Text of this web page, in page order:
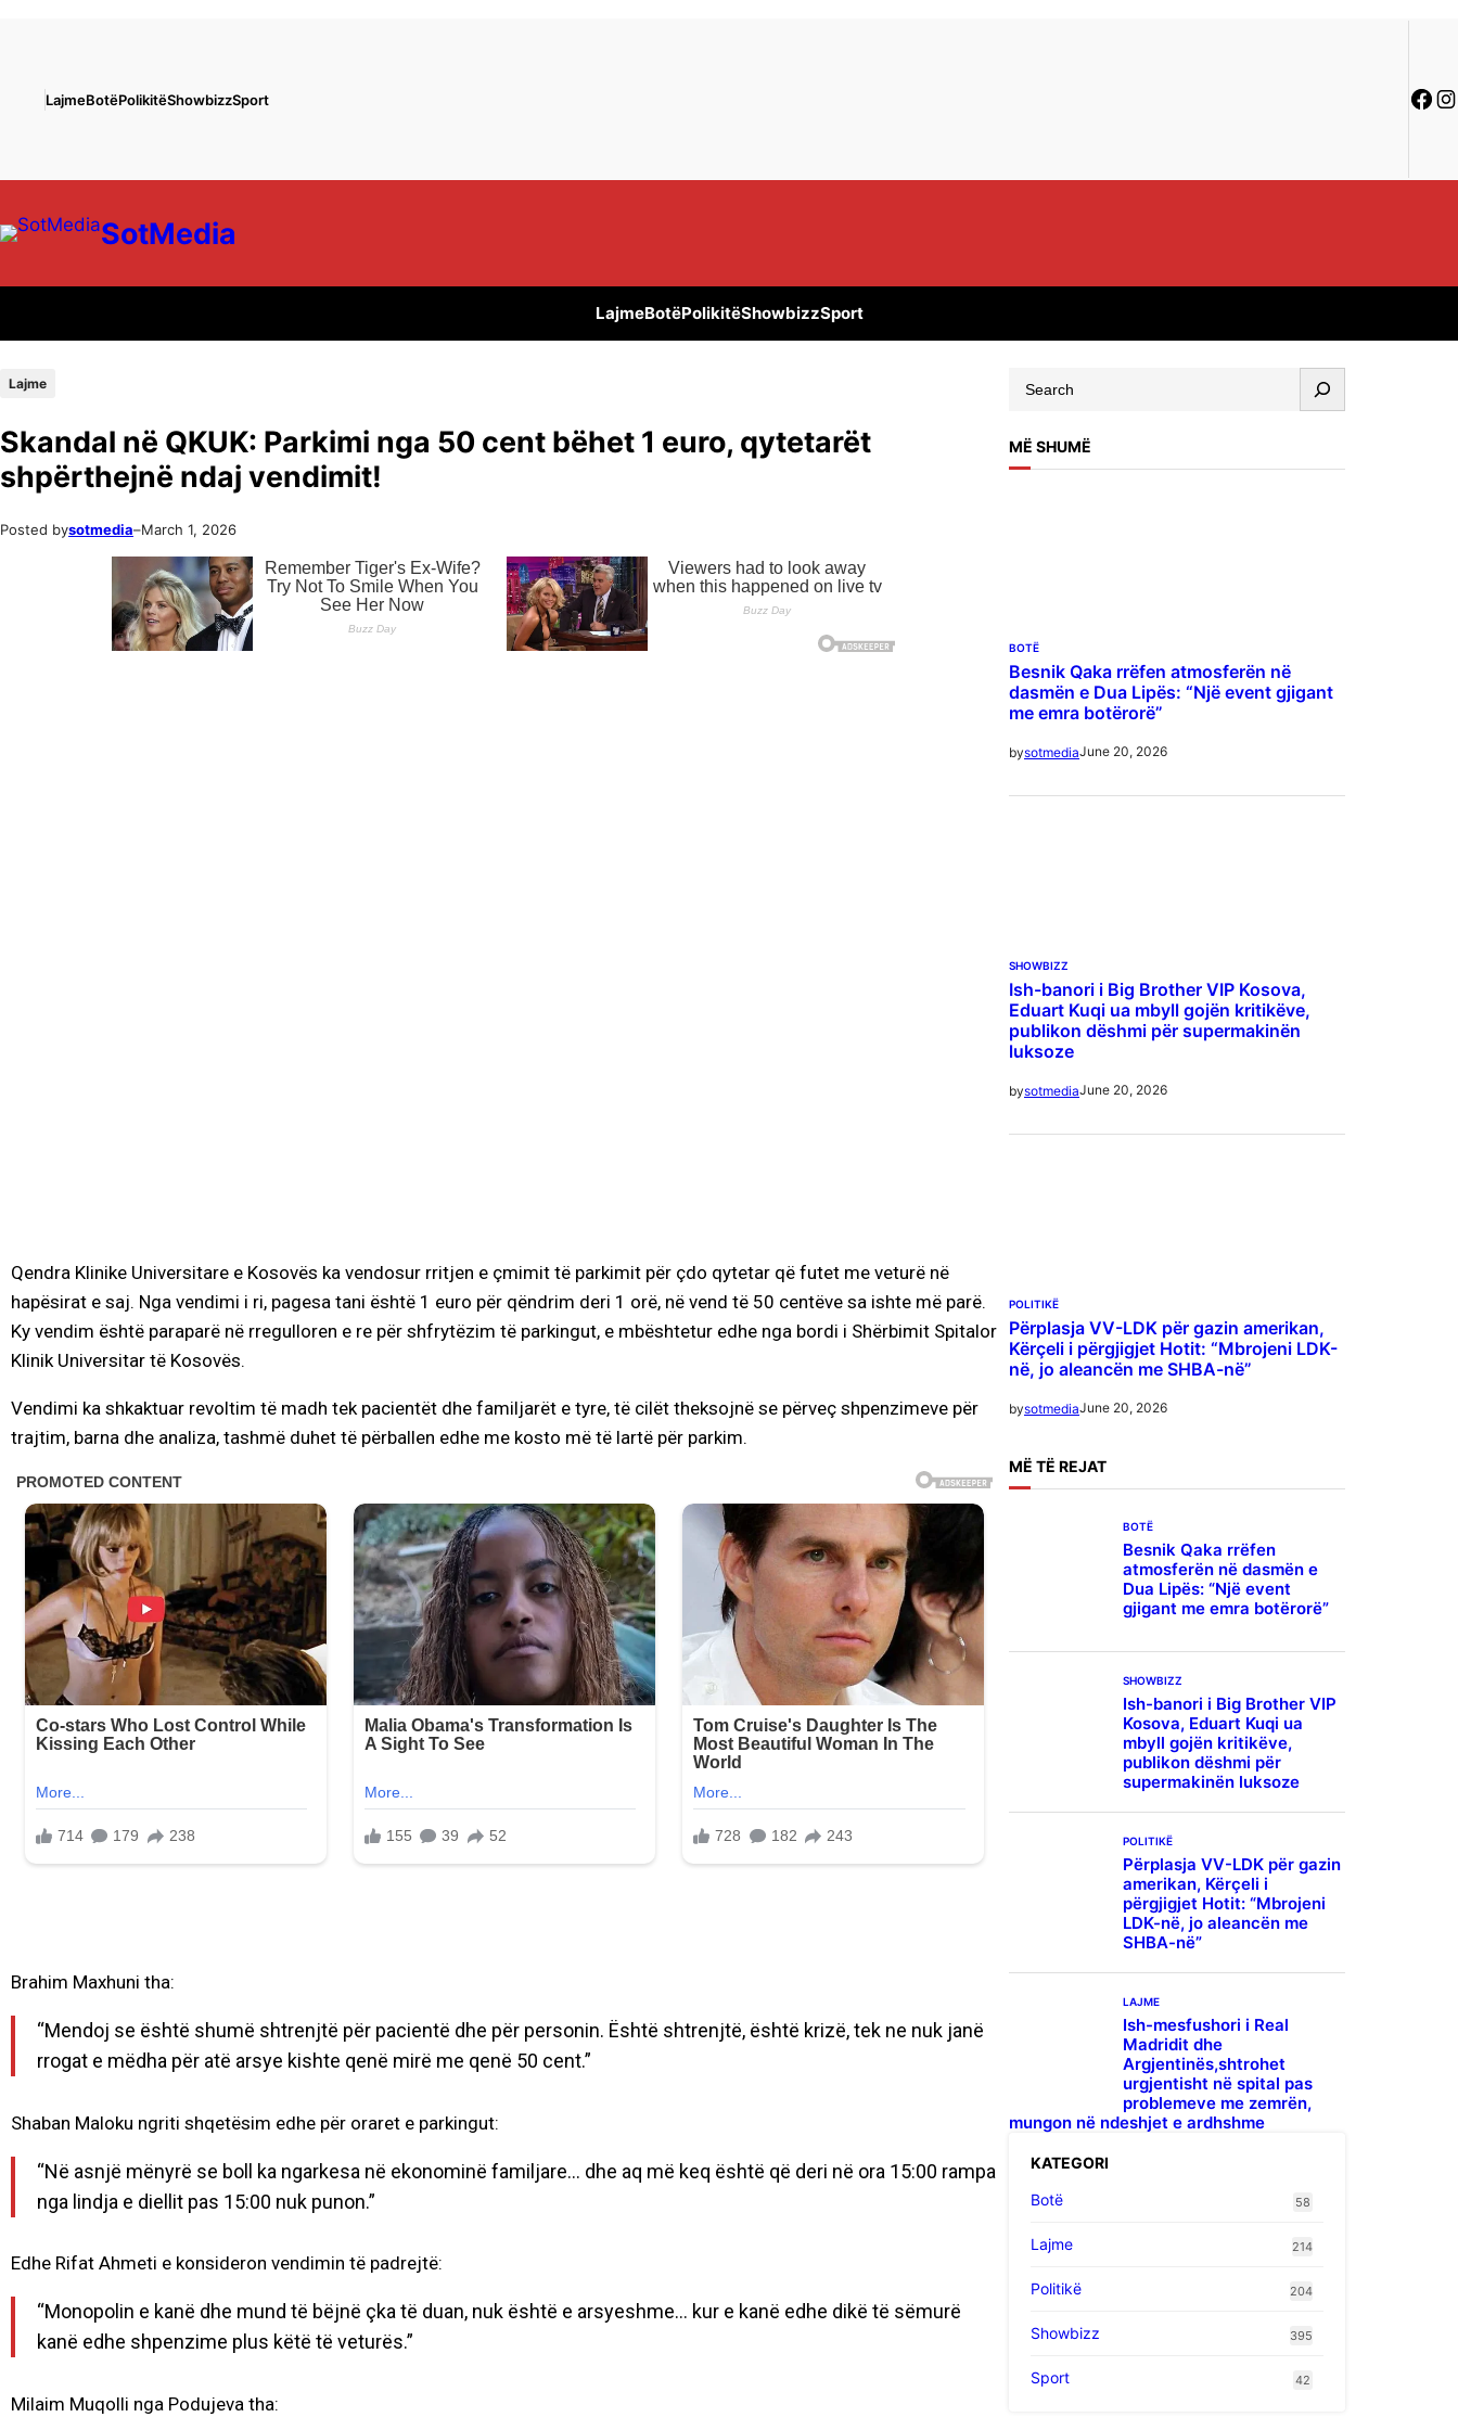
LajmeBotëPolikitëShowbizzSport
SotMedia
LajmeBotëPolikitëShowbizzSport
Lajme
Skandal në QKUK: Parkimi nga 50 cent bëhet 1 euro, qytetarët
shpërthejnë ndaj vendimit!
Posted bysotmedia–March 1, 2026
Qendra Klinike Universitare e Kosovës ka vendosur rritjen e çmimit të parkimit për çdo qytetar që futet me veturë në
hapësirat e saj. Nga vendimi i ri, pagesa tani është 1 euro për qëndrim deri 1 orë, në vend të 50 centëve sa ishte më parë.
Ky vendim është paraparë në rregulloren e re për shfrytëzim të parkingut, e mbështetur edhe nga bordi i Shërbimit Spitalor
Klinik Universitar të Kosovës.
Vendimi ka shkaktuar revoltim të madh tek pacientët dhe familjarët e tyre, të cilët theksojnë se përveç shpenzimeve për
trajtim, barna dhe analiza, tashmë duhet të përballen edhe me kosto më të lartë për parkim.
Brahim Maxhuni tha:
“Mendoj se është shumë shtrenjtë për pacientë dhe për personin. Është shtrenjtë, është krizë, tek ne nuk janë
rrogat e mëdha për atë arsye kishte qenë mirë me qenë 50 cent.”
Shaban Maloku ngriti shqetësim edhe për oraret e parkingut:
“Në asnjë mënyrë se boll ka ngarkesa në ekonominë familjare… dhe aq më keq është që deri në ora 15:00 rampa
nga lindja e diellit pas 15:00 nuk punon.”
Edhe Rifat Ahmeti e konsideron vendimin të padrejtë:
“Monopolin e kanë dhe mund të bëjnë çka të duan, nuk është e arsyeshme… kur e kanë edhe dikë të sëmurë
kanë edhe shpenzime plus këtë të veturës.”
Milaim Muqolli nga Podujeva tha:
MË SHUMË
BOTË
Besnik Qaka rrëfen atmosferën në
dasmën e Dua Lipës: “Një event gjigant
me emra botërorë”
bysotmediaJune 20, 2026
SHOWBIZZ
Ish-banori i Big Brother VIP Kosova,
Eduart Kuqi ua mbyll gojën kritikëve,
publikon dëshmi për supermakinën
luksoze
bysotmediaJune 20, 2026
POLITIKË
Përplasja VV-LDK për gazin amerikan,
Kërçeli i përgjigjet Hotit: “Mbrojeni LDK-
në, jo aleancën me SHBA-në”
bysotmediaJune 20, 2026
MË TË REJAT
BOTË
Besnik Qaka rrëfen
atmosferën në dasmën e
Dua Lipës: “Një event
gjigant me emra botërorë”
SHOWBIZZ
Ish-banori i Big Brother VIP
Kosova, Eduart Kuqi ua
mbyll gojën kritikëve,
publikon dëshmi për
supermakinën luksoze
POLITIKË
Përplasja VV-LDK për gazin
amerikan, Kërçeli i
përgjigjet Hotit: “Mbrojeni
LDK-në, jo aleancën me
SHBA-në”
LAJME
Ish-mesfushori i Real
Madridit dhe
Argjentinës,shtrohet
urgjentisht në spital pas
problemeve me zemrën,
mungon në ndeshjet e ardhshme
KATEGORI
Botë
58
Lajme 214
Politikë 204
Showbizz 395
Sport 42